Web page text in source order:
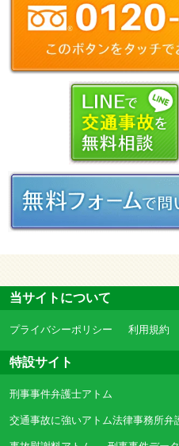
当サイトについて
プライバシーポリシー 利用規約
特設サイト
刑事事件弁護士アトム
交通事故に強いアトム法律事務所弁